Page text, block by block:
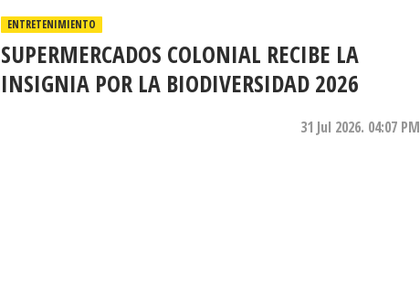
ENTRETENIMIENTO
SUPERMERCADOS COLONIAL RECIBE LA
INSIGNIA POR LA BIODIVERSIDAD 2026
31 Jul 2026. 04:07 PM